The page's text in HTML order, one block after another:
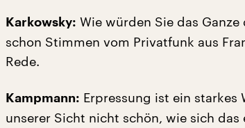
Karkowsky: Wie würden Sie das
schon Stimmen vom Privatfunk aus
Rede.
Kampmann: Erpressung ist ein starkes
unserer Sicht nicht schön, wie sich